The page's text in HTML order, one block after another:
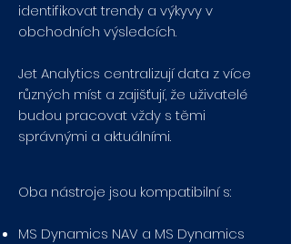
identifikovat trendy a výkyvy v
obchodních výsledcích.
Jet Analytics centralizují data z více
různých míst a zajišťují, že uživatelé
budou pracovat vždy s těmi
správnými a aktuálními.
Oba nástroje jsou kompatibilní s:
MS Dynamics NAV a MS Dynamics